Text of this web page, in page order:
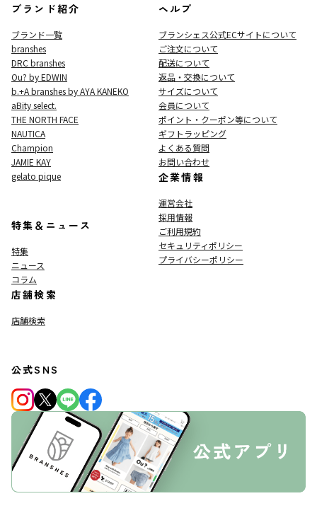
ブランド紹介
ブランド一覧
branshes
DRC branshes
Ou? by EDWIN
b.+A branshes by AYA KANEKO
aBity select.
THE NORTH FACE
NAUTICA
Champion
JAMIE KAY
gelato pique
特集＆ニュース
特集
ニュース
コラム
店舗検索
店舗検索
ヘルプ
ブランシェス公式ECサイトについて
ご注文について
配送について
返品・交換について
サイズについて
会員について
ポイント・クーポン等について
ギフトラッピング
よくある質問
お問い合わせ
企業情報
運営会社
採用情報
ご利用規約
セキュリティポリシー
プライバシーポリシー
公式SNS